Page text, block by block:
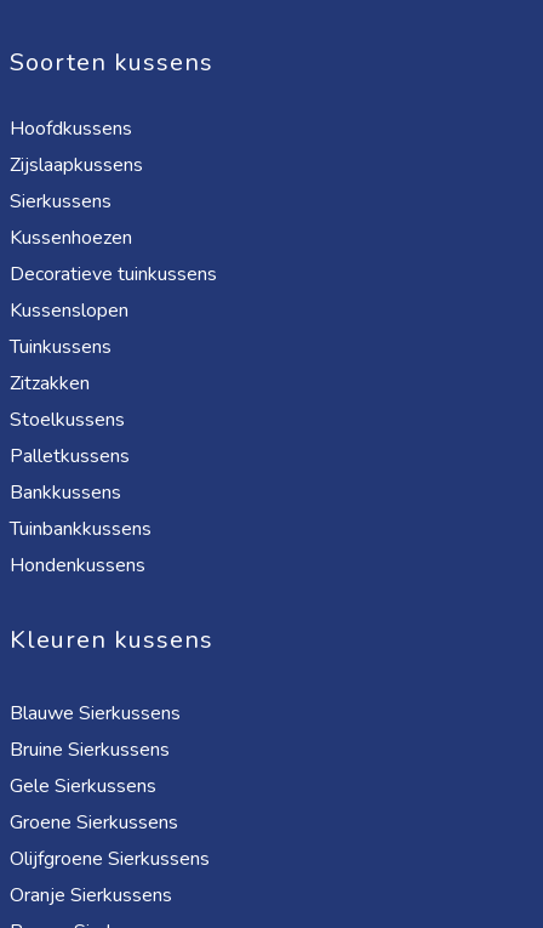
Soorten kussens
Hoofdkussens
Zijslaapkussens
Sierkussens
Kussenhoezen
Decoratieve tuinkussens
Kussenslopen
Tuinkussens
Zitzakken
Stoelkussens
Palletkussens
Bankkussens
Tuinbankkussens
Hondenkussens
Kleuren kussens
Blauwe Sierkussens
Bruine Sierkussens
Gele Sierkussens
Groene Sierkussens
Olijfgroene Sierkussens
Oranje Sierkussens